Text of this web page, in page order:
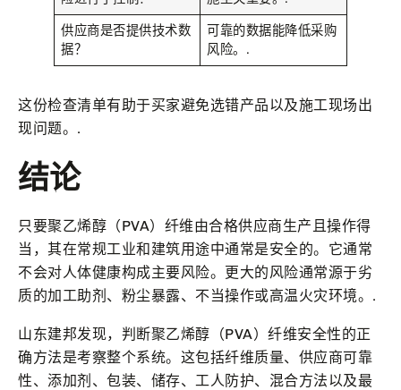
供应商是否提供技术数
据？
可靠的数据能降低采购
风险。.
这份检查清单有助于买家避免选错产品以及施工现场出
现问题。.
结论
只要聚乙烯醇（PVA）纤维由合格供应商生产且操作得
当，其在常规工业和建筑用途中通常是安全的。它通常
不会对人体健康构成主要风险。更大的风险通常源于劣
质的加工助剂、粉尘暴露、不当操作或高温火灾环境。.
山东建邦发现，判断聚乙烯醇（PVA）纤维安全性的正
确方法是考察整个系统。这包括纤维质量、供应商可靠
性、添加剂、包装、储存、工人防护、混合方法以及最